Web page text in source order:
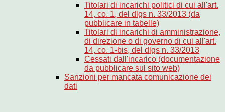
Titolari di incarichi politici di cui all'art.
14, co. 1, del dlgs n. 33/2013 (da
pubblicare in tabelle)
Titolari di incarichi di amministrazione,
di direzione o di governo di cui all'art.
14, co. 1-bis, del dlgs n. 33/2013
Cessati dall'incarico (documentazione
da pubblicare sul sito web)
Sanzioni per mancata comunicazione dei
dati